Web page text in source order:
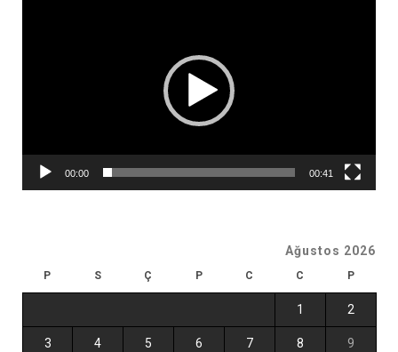
00:00 00:41
Ağustos 2026
P S Ç P C C P
1 2
3 4 5 6 7 8 9